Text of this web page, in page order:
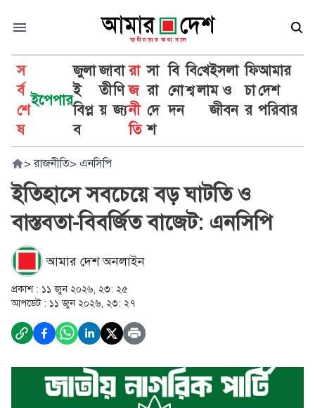
স
র্ব
শে
ষ
ইপেপার
জুলা
ই
বিপ্ল
ব
জা
তী
য়
বা
ণি
জ্য
রা
জ
নী
তি
সা
রা
দে
শ
বি
নো
দন
বি
শ্ব
খে
লা
ইসলা
ম ও
জীবন
ফি
চা
র
আমার
দেশ
পরিবার
> রাজনীতি> এনসিপি
ইতিহাসে সবচেয়ে বড় ঘাটতি ও
বাস্তবতা-বিবর্জিত বাজেট: এনসিপি
আমার দেশ অনলাইন
প্রকাশ : ১১ জুন ২০২৬, ২৩: ২৫
আপডেট : ১১ জুন ২০২৬, ২৩: ২৭